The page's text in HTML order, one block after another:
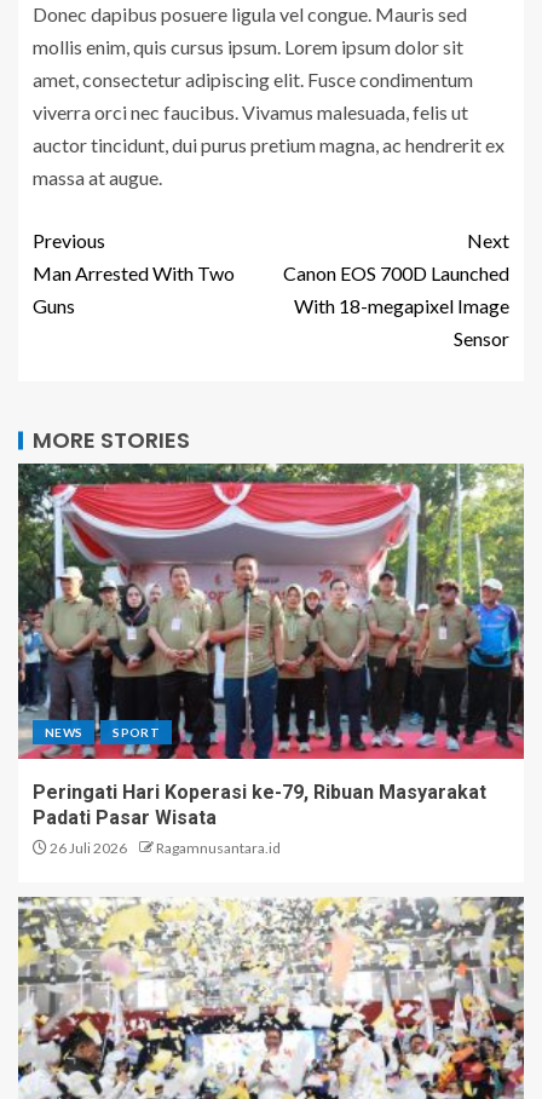
Donec dapibus posuere ligula vel congue. Mauris sed
mollis enim, quis cursus ipsum. Lorem ipsum dolor sit
amet, consectetur adipiscing elit. Fusce condimentum
viverra orci nec faucibus. Vivamus malesuada, felis ut
auctor tincidunt, dui purus pretium magna, ac hendrerit ex
massa at augue.
Previous
Man Arrested With Two
Guns
Next
Canon EOS 700D Launched
With 18-megapixel Image
Sensor
MORE STORIES
NEWS SPORT
Peringati Hari Koperasi ke-79, Ribuan Masyarakat
Padati Pasar Wisata
26 Juli 2026 Ragamnusantara.id